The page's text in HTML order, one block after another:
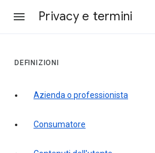
Privacy e termini
DEFINIZIONI
Azienda o professionista
Consumatore